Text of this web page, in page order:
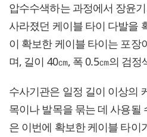
압수수색하는 과정에서 장윤
사라졌던 케이블 타이 다발을
이 확보한 케이블 타이는 포장
며, 길이 40㎝, 폭 0.5㎝의 검
수사기관은 일정 길이 이상의
목이나 발목을 묶는 데 사용될
은 이번에 확보한 케이블 타이